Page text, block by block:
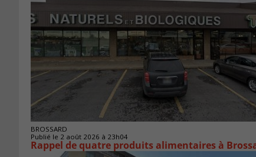
BROSSARD
Publié le 2 août 2026 à 23h04
Rappel de quatre produits alimentaires à